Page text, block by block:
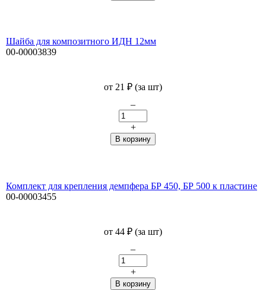
Шайба для композитного ИДН 12мм
00-00003839
от 21 ₽ (за шт)
–
+
Комплект для крепления демпфера БР 450, БР 500 к пластине
00-00003455
от 44 ₽ (за шт)
–
+